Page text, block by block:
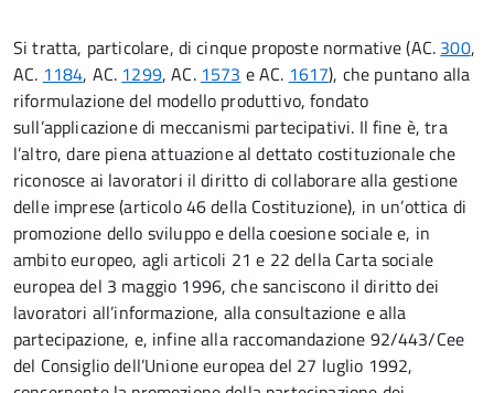
Si tratta, particolare, di cinque proposte normative (AC. 300,
AC. 1184, AC. 1299, AC. 1573 e AC. 1617), che puntano alla
riformulazione del modello produttivo, fondato
sull’applicazione di meccanismi partecipativi. Il fine è, tra
l’altro, dare piena attuazione al dettato costituzionale che
riconosce ai lavoratori il diritto di collaborare alla gestione
delle imprese (articolo 46 della Costituzione), in un’ottica di
promozione dello sviluppo e della coesione sociale e, in
ambito europeo, agli articoli 21 e 22 della Carta sociale
europea del 3 maggio 1996, che sanciscono il diritto dei
lavoratori all’informazione, alla consultazione e alla
partecipazione, e, infine alla raccomandazione 92/443/Cee
del Consiglio dell’Unione europea del 27 luglio 1992,